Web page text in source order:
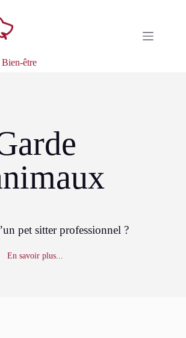
être
pet sitter professionnel ?
En savoir plus...